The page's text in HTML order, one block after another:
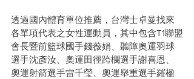
透過國內體育單位推薦，台灣士卓曼找來
各單項代表之女性運動員，其中包含T1聯盟
會長暨前籃球國手錢薇娟、聽障奧運羽球
選手沈彥汝、奧運田徑跨欄選手謝喜恩、
奧運射箭選手雷千瑩、奧運舉重選手羅楹